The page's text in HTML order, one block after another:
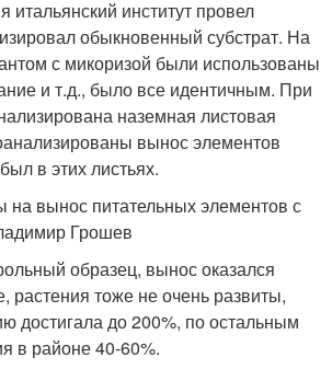
итальянский институт провел
обыкновенный субстрат. На
с микоризой были использованы
и т.д., было все идентичным. При
наземная листовая
вынос элементов
в этих листьях.
на вынос питательных элементов с
Грошев
образец, вынос оказался
растения тоже не очень развиты,
достигала до 200%, по остальным
в районе 40-60%.